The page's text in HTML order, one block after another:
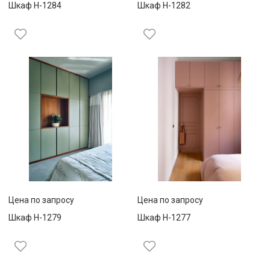
Шкаф Н-1284
Шкаф Н-1282
Цена по запросу
Шкаф Н-1279
Цена по запросу
Шкаф Н-1277